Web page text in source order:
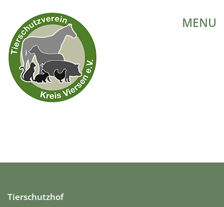
MENU
Tierschutzhof